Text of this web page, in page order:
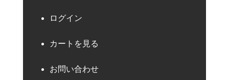
ログイン
カートを見る
お問い合わせ